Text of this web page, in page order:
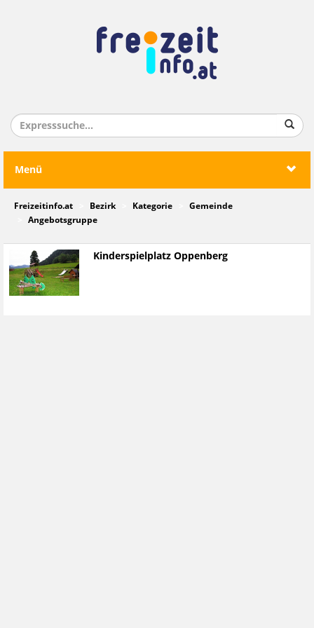
Menü
Freizeitinfo.at Bezirk Kategorie
Gemeinde
Angebotsgruppe
Kinderspielplatz Oppenberg